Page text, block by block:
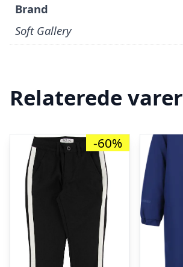
Brand
Soft Gallery
Relaterede varer
-60%